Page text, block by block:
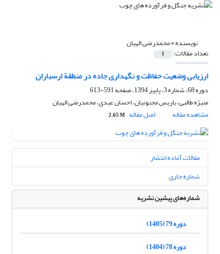
نویسنده =محمدرضی الهیان
تعداد مقالات: 1
ارزیابی وضعیت حفاظت و نگهداری جاده در منطقة ارسباران
دوره 68، شماره 3، پاییز 1394، صفحه
591-613
منیژه طالبی، باریس مجنونیان، احسان عبدی، محمدرضی الهیان
مشاهده مقاله
اصل مقاله 2.65 M
مقالات آماده انتشار
شماره جاری
شماره‌های پیشین نشریه
دوره 79 (1405)
دوره 78 (1404)